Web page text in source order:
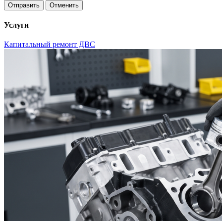
Отменить
Услуги
Капитальный ремонт ДВС